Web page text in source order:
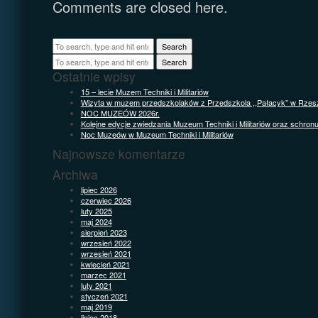
Comments are closed here.
Search
Search
Ostatnie wpisy
15 – lecie Muzem Techniki i Militariów
Wizyta w muzem przedszkolaków z Przedszkola ,,Pałacyk” w
NOC MUZEÓW 2026r.
Kolejne edycje zwiedzania Muzeum Techniki i Militariów oraz
Noc Muzeów w Muzeum Techniki i Militariów
Najnowsze komentarze
Archiwa
lipiec 2026
czerwiec 2026
luty 2025
maj 2024
sierpień 2023
wrzesień 2022
wrzesień 2021
kwiecień 2021
marzec 2021
luty 2021
styczeń 2021
maj 2019